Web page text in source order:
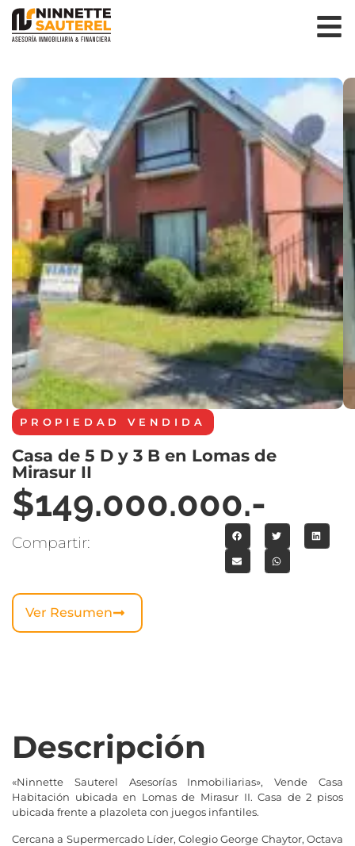
PROPIEDADVENDIDA
Casa de 5 D y 3 B en Lomas de
Mirasur II
$149.000.000.-
Compartir:
Ver Resumen
Descripción
«Ninnette Sauterel Asesorías Inmobiliarias», Vende Casa
Habitación ubicada en Lomas de Mirasur II. Casa de 2 pisos
ubicada frente a plazoleta con juegos infantiles.
Cercana a Supermercado Líder, Colegio George Chaytor, Octava